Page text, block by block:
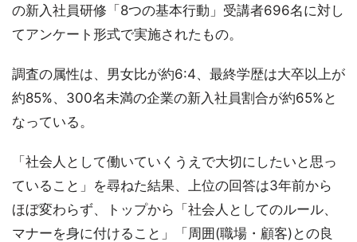
の新入社員研修「8つの基本行動」受講者696名に対し
てアンケート形式で実施されたもの。
調査の属性は、男女比が約6:4、最終学歴は大卒以上が
約85%、300名未満の企業の新入社員割合が約65%と
なっている。
「社会人として働いていくうえで大切にしたいと思っ
ていること」を尋ねた結果、上位の回答は3年前から
ほぼ変わらず、トップから「社会人としてのルール、
マナーを身に付けること」「周囲(職場・顧客)との良